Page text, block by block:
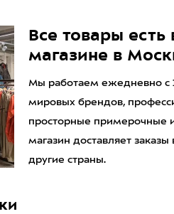
Все товары есть
магазине в
Мы работаем ежедневно с
мировых брендов,
просторные примерочные
магазин доставляет
другие страны.